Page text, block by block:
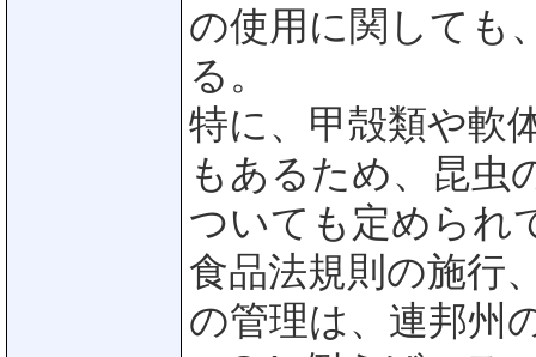
の使用に関しても
る。
特に、甲殻類や軟
もあるため、昆虫
ついても定められ
食品法規則の施行
の管理は、連邦州